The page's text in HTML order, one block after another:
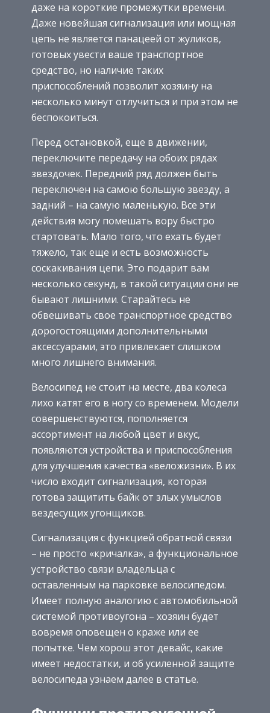
даже на короткие промежутки времени.
Даже новейшая сигнализация или мощная
цепь не является панацеей от жуликов,
готовых увести ваше транспортное
средство, но наличие таких
приспособлений позволит хозяину на
несколько минут отлучиться и при этом не
беспокоиться.
Перед остановкой, еще в движении,
переключите передачу на обоих рядах
звездочек. Передний ряд должен быть
переключен на самою большую звезду, а
задний – на самую маленькую. Все эти
действия могу помешать вору быстро
стартовать. Мало того, что ехать будет
тяжело, так еще и есть возможность
соскакивания цепи. Это подарит вам
несколько секунд, в такой ситуации они не
бывают лишними. Старайтесь не
обвешивать свое транспортное средство
дорогостоящими дополнительными
аксессуарами, это привлекает слишком
много лишнего внимания.
Велосипед не стоит на месте, два колеса
лихо катят его в ногу со временем. Модели
совершенствуются, пополняется
ассортимент на любой цвет и вкус,
появляются устройства и приспособления
для улучшения качества «веложизни». В их
число входит сигнализация, которая
готова защитить байк от злых умыслов
вездесущих угонщиков.
Сигнализация с функцией обратной связи
– не просто «кричалка», а функциональное
устройство связи владельца с
оставленным на парковке велосипедом.
Имеет полную аналогию с автомобильной
системой противоугона – хозяин будет
вовремя оповещен о краже или ее
попытке. Чем хорош этот девайс, какие
имеет недостатки, и об усиленной защите
велосипеда узнаем далее в статье.